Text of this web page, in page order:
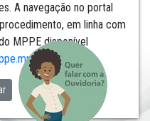
A navegação no portal
em linha com
MPPE disponível
lgpd.​​​​​​​